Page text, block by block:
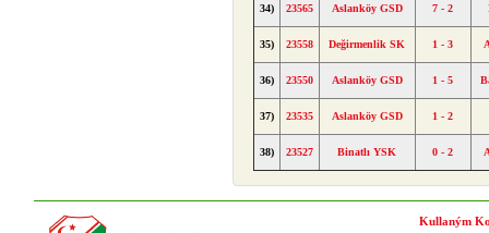
34) 23565 Aslanköy GSD 7 - 2
35) 23558 Değirmenlik SK 1 - 3
36) 23550 Aslanköy GSD 1 - 5
37) 23535 Aslanköy GSD 1 - 2
38) 23527 Binatlı YSK 0 - 2
Kullaným